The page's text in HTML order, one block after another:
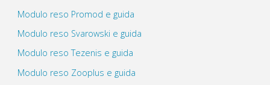
Modulo reso Promod e guida
Modulo reso Svarowski e guida
Modulo reso Tezenis e guida
Modulo reso Zooplus e guida